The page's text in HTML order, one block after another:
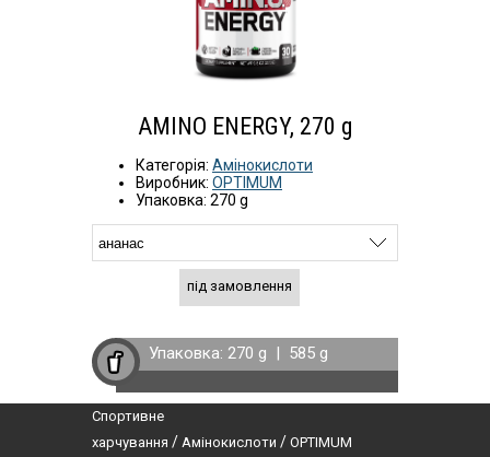
AMINO ENERGY, 270 g
Категорія: Амінокислоти
Виробник: OPTIMUM
Упаковка: 270 g
під замовлення
Упаковка: 270 g | 585 g
Спортивне
харчування / Амінокислоти / OPTIMUM